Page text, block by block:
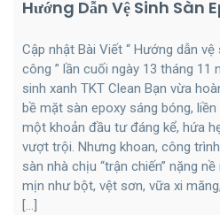
Hướng Dẫn Vệ Sinh Sàn
Cập nhật Bài Viết “ Hướng dẫn
công ” lần cuối ngày 13 tháng 11
sinh xanh TKT Clean Bạn vừa
bề mặt sàn epoxy sáng bóng,
một khoản đầu tư đáng kể, hứa
vượt trội. Nhưng khoan, công
sàn nhà chịu “trận chiến” nặng
mịn như bột, vệt sơn, vữa xi
[…]